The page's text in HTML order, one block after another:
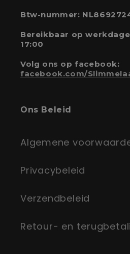
Btw-nummer:
Bereikbaar op
17:00
Volg ons op facebook:
facebook.com/
Ons Beleid
Algemene
Privacybeleid
Verzendbeleid
Retour- en